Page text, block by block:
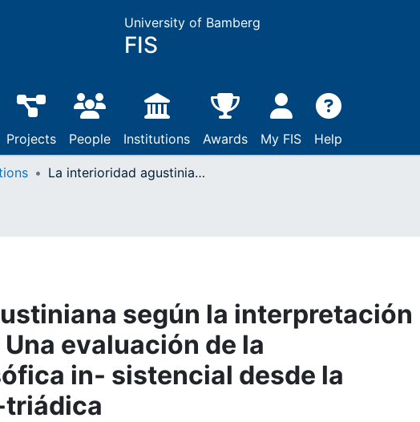
University of Bamberg
FIS
Projects People Institutions Awards My FIS Help
La interioridad agustiniana según la interpretación de Ismael Quiles : Una evaluación de la antropología filosófica in- sistencial desde la perspectiva onto-triádica
según la interpretación
evaluación de la
in- sistencial desde la